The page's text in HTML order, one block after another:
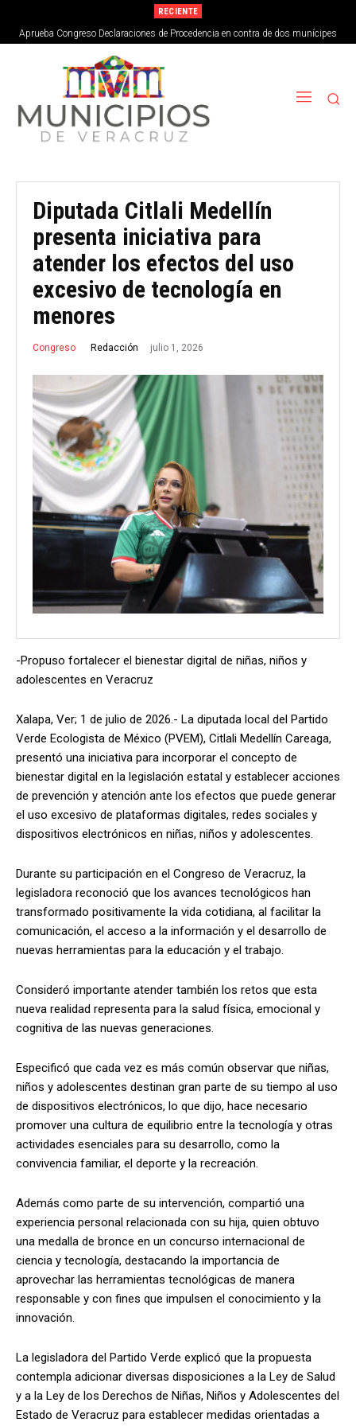
RECIENTE
Aprueba Congreso Declaraciones de Procedencia en contra de dos munícipes
Diputada Citlali Medellín
presenta iniciativa para
atender los efectos del uso
excesivo de tecnología en
menores
Congreso Redacción julio 1, 2026
-Propuso fortalecer el bienestar digital de niñas, niños y
adolescentes en Veracruz
Xalapa, Ver; 1 de julio de 2026.- La diputada local del Partido
Verde Ecologista de México (PVEM), Citlali Medellín Careaga,
presentó una iniciativa para incorporar el concepto de
bienestar digital en la legislación estatal y establecer acciones
de prevención y atención ante los efectos que puede generar
el uso excesivo de plataformas digitales, redes sociales y
dispositivos electrónicos en niñas, niños y adolescentes.
Durante su participación en el Congreso de Veracruz, la
legisladora reconoció que los avances tecnológicos han
transformado positivamente la vida cotidiana, al facilitar la
comunicación, el acceso a la información y el desarrollo de
nuevas herramientas para la educación y el trabajo.
Consideró importante atender también los retos que esta
nueva realidad representa para la salud física, emocional y
cognitiva de las nuevas generaciones.
Especificó que cada vez es más común observar que niñas,
niños y adolescentes destinan gran parte de su tiempo al uso
de dispositivos electrónicos, lo que dijo, hace necesario
promover una cultura de equilibrio entre la tecnología y otras
actividades esenciales para su desarrollo, como la
convivencia familiar, el deporte y la recreación.
Además como parte de su intervención, compartió una
experiencia personal relacionada con su hija, quien obtuvo
una medalla de bronce en un concurso internacional de
ciencia y tecnología, destacando la importancia de
aprovechar las herramientas tecnológicas de manera
responsable y con fines que impulsen el conocimiento y la
innovación.
La legisladora del Partido Verde explicó que la propuesta
contempla adicionar diversas disposiciones a la Ley de Salud
y a la Ley de los Derechos de Niñas, Niños y Adolescentes del
Estado de Veracruz para establecer medidas orientadas a